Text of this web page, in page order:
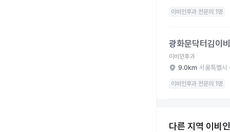
이비인후과 전문의 1명
광화문닥터김이
이비인후과
9.0km 서울특별시
이비인후과 전문의 1명
다른 지역 이비